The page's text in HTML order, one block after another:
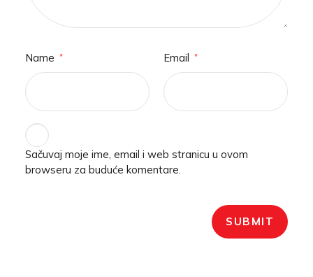
Name * Email *
Sačuvaj moje ime, email i web stranicu u ovom
browseru za buduće komentare.